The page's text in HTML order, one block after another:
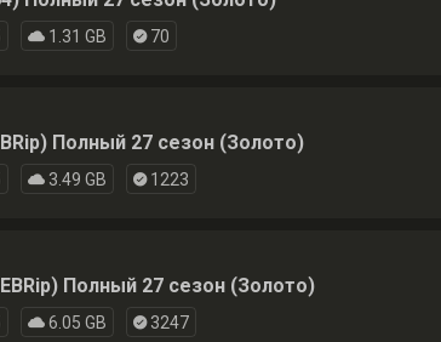
1.31 GB 70
Полный 27 сезон (Золото)
3.49 GB 1223
Полный 27 сезон (Золото)
6.05 GB 3247